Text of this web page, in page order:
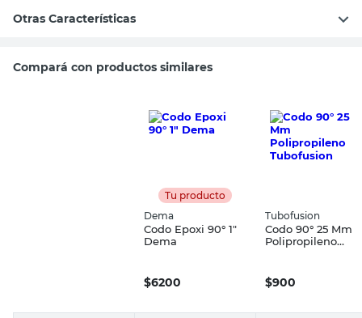
Otras Características
Compará con productos similares
Tu producto
Dema
Codo Epoxi 90° 1"
Dema
$6200
Tubofusion
Codo 90° 25 Mm
Polipropileno
$900